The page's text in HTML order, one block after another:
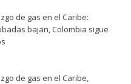
de gas en el Caribe:
bajan, Colombia sigue
de gas en el Caribe,